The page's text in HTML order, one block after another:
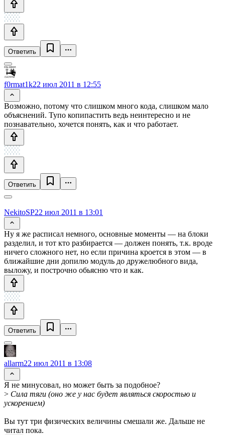
Ответить
f0rmat1k22 июл 2011 в 12:55
Возможно, потому что слишком много кода, слишком мало
объяснений. Тупо копипастить ведь неинтересно и не
познавательно, хочется понять, как и что работает.
Ответить
NekitoSP22 июл 2011 в 13:01
Ну я же расписал немного, основные моменты — на блоки
разделил, и тот кто разбирается — должен понять, т.к. вроде
ничего сложного нет, но если причина кроется в этом — в
ближайшие дни допилю модуль до дружелюбного вида,
выложу, и построчно обьясню что и как.
Ответить
allarm22 июл 2011 в 13:08
Я не минусовал, но может быть за подобное?
> Сила тяги (оно же у нас будет являться скоростью и
ускорением)
Вы тут три физических величины смешали же. Дальше не
читал пока.